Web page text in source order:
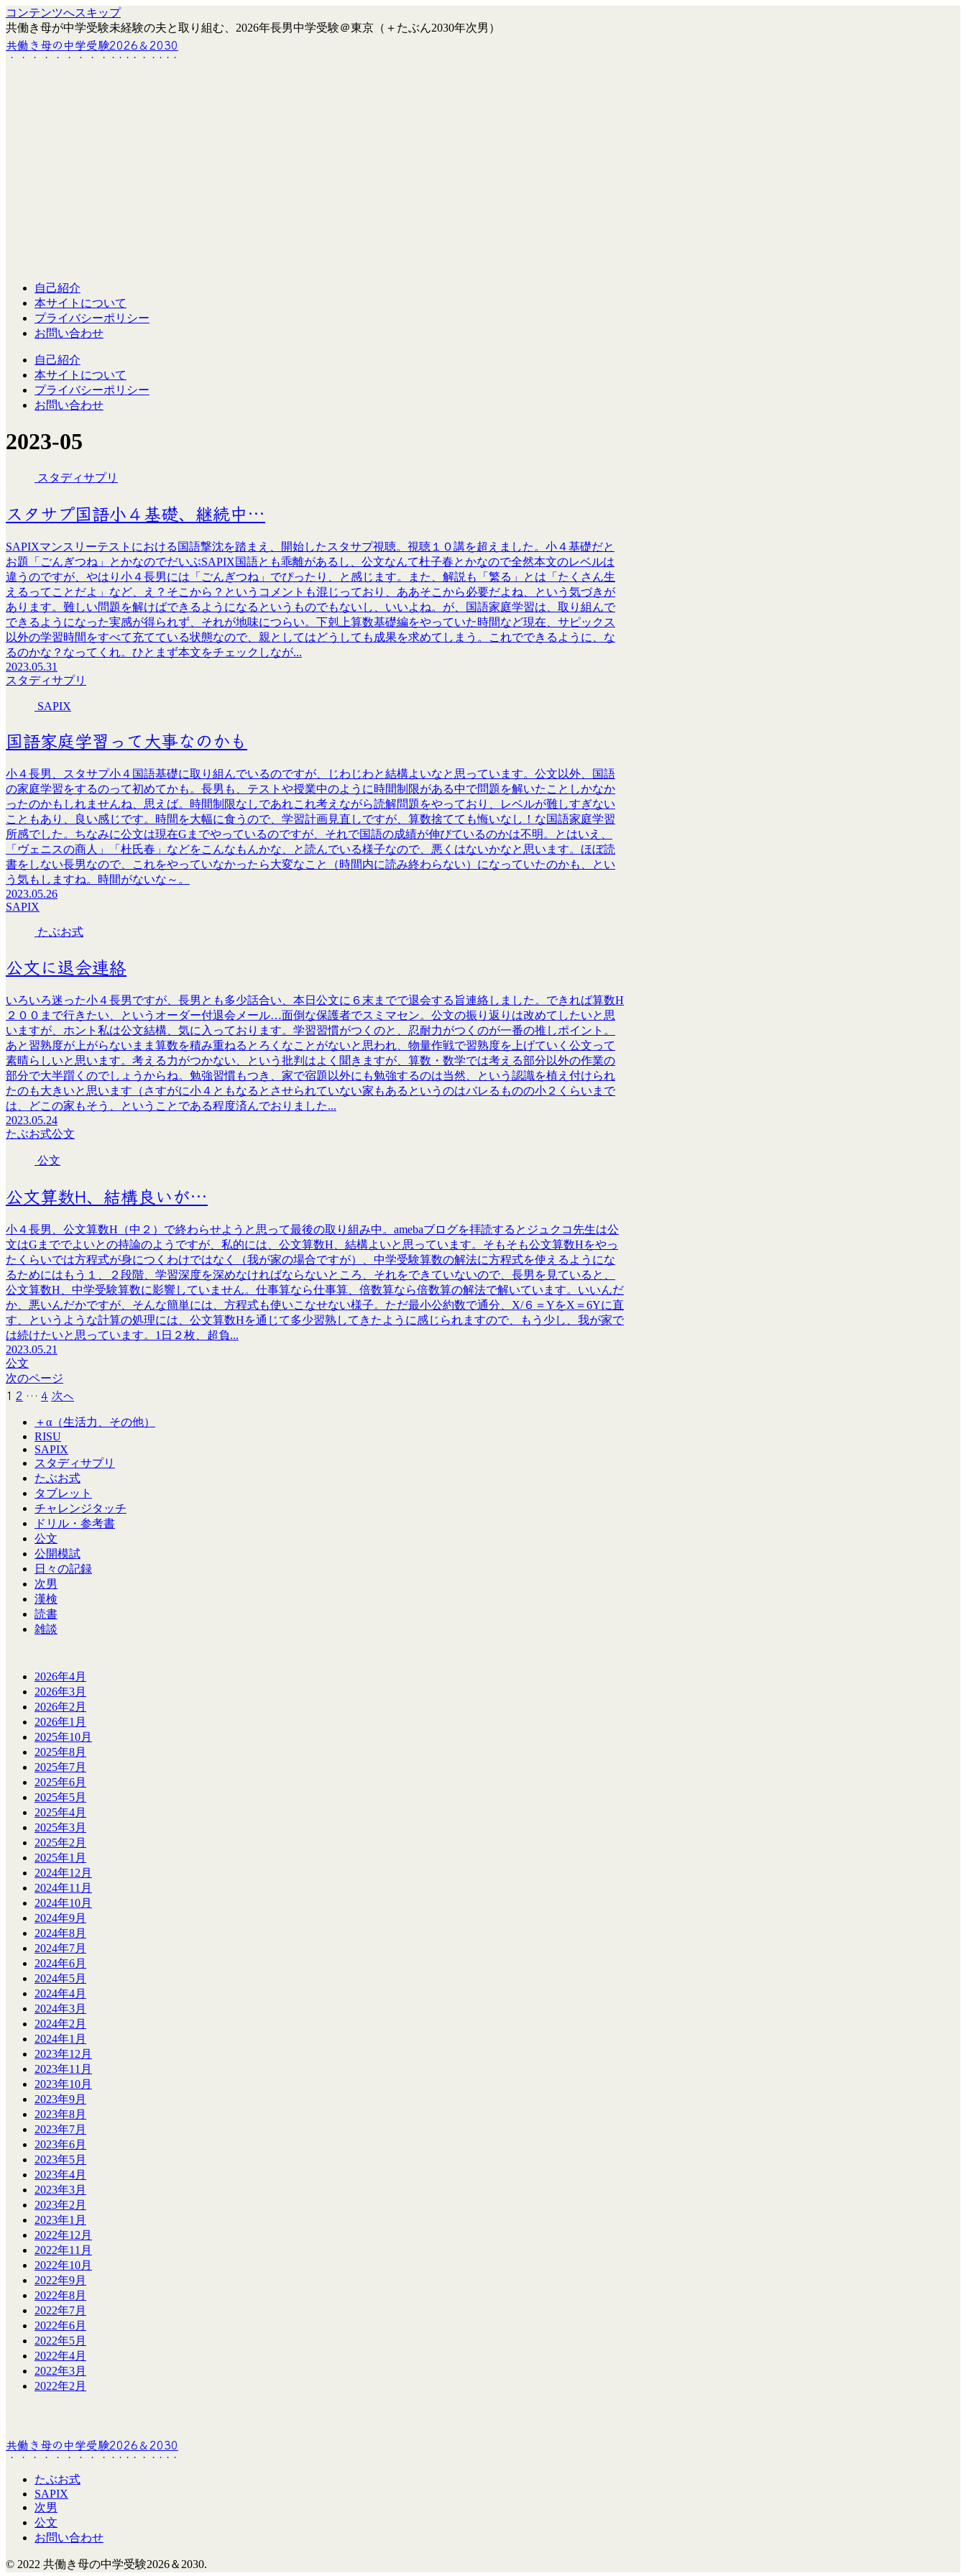
コンテンツへスキップ
共働き母が中学受験未経験の夫と取り組む、2026年長男中学受験＠東京（＋たぶん2030年次男）
共働き母の中学受験2026＆2030
自己紹介
本サイトについて
プライバシーポリシー
お問い合わせ
自己紹介
本サイトについて
プライバシーポリシー
お問い合わせ
2023-05
スタディサプリ
スタサプ国語小４基礎、継続中…
SAPIXマンスリーテストにおける国語撃沈を踏まえ、開始したスタサプ視聴。視聴１０講を超えました。小４基礎だと
お題「ごんぎつね」とかなのでだいぶSAPIX国語とも乖離があるし、公文なんて杜子春とかなので全然本文のレベルは
違うのですが、やはり小４長男には「ごんぎつね」でぴったり、と感じます。また、解説も「繁る」とは「たくさん生
えるってことだよ」など、え？そこから？というコメントも混じっており、ああそこから必要だよね、という気づきが
あります。難しい問題を解けばできるようになるというものでもないし、いいよね。が、国語家庭学習は、取り組んで
できるようになった実感が得られず、それが地味につらい。下剋上算数基礎編をやっていた時間など現在、サピックス
以外の学習時間をすべて充てている状態なので、親としてはどうしても成果を求めてしまう。これでできるように、な
るのかな？なってくれ。ひとまず本文をチェックしなが...
2023.05.31
スタディサプリ
SAPIX
国語家庭学習って大事なのかも
小４長男、スタサプ小４国語基礎に取り組んでいるのですが、じわじわと結構よいなと思っています。公文以外、国語
の家庭学習をするのって初めてかも。長男も、テストや授業中のように時間制限がある中で問題を解いたことしかなか
ったのかもしれませんね、思えば。時間制限なしであれこれ考えながら読解問題をやっており、レベルが難しすぎない
こともあり、良い感じです。時間を大幅に食うので、学習計画見直しですが、算数捨てても悔いなし！な国語家庭学習
所感でした。ちなみに公文は現在Gまでやっているのですが、それで国語の成績が伸びているのかは不明。とはいえ、
「ヴェニスの商人」「杜氏春」などをこんなもんかな、と読んでいる様子なので、悪くはないかなと思います。ほぼ読
書をしない長男なので、これをやっていなかったら大変なこと（時間内に読み終わらない）になっていたのかも、とい
う気もしますね。時間がないな～。
2023.05.26
SAPIX
たぶお式
公文に退会連絡
いろいろ迷った小４長男ですが、長男とも多少話合い、本日公文に６末までで退会する旨連絡しました。できれば算数H
２００まで行きたい、というオーダー付退会メール…面倒な保護者でスミマセン。公文の振り返りは改めてしたいと思
いますが、ホント私は公文結構、気に入っております。学習習慣がつくのと、忍耐力がつくのが一番の推しポイント。
あと習熟度が上がらないまま算数を積み重ねるとろくなことがないと思われ、物量作戦で習熟度を上げていく公文って
素晴らしいと思います。考える力がつかない、という批判はよく聞きますが、算数・数学では考える部分以外の作業の
部分で大半躓くのでしょうからね。勉強習慣もつき、家で宿題以外にも勉強するのは当然、という認識を植え付けられ
たのも大きいと思います（さすがに小４ともなるとさせられていない家もあるというのはバレるものの小２くらいまで
は、どこの家もそう、ということである程度済んでおりました...
2023.05.24
たぶお式公文
公文
公文算数H、結構良いが…
小４長男、公文算数H（中２）で終わらせようと思って最後の取り組み中。amebaブログを拝読するとジュクコ先生は公
文はGまででよいとの持論のようですが、私的には、公文算数H、結構よいと思っています。そもそも公文算数Hをやっ
たくらいでは方程式が身につくわけではなく（我が家の場合ですが）、中学受験算数の解法に方程式を使えるようにな
るためにはもう１、２段階、学習深度を深めなければならないところ、それをできていないので、長男を見ていると、
公文算数H、中学受験算数に影響していません。仕事算なら仕事算、倍数算なら倍数算の解法で解いています。いいんだ
か、悪いんだかですが、そんな簡単には、方程式も使いこなせない様子。ただ最小公約数で通分、X/６＝YをX＝6Yに直
す、というような計算の処理には、公文算数Hを通じて多少習熟してきたように感じられますので、もう少し、我が家で
は続けたいと思っています。1日２枚、超負...
2023.05.21
公文
次のページ
1 2 … 4 次へ
＋α（生活力、その他）
RISU
SAPIX
スタディサプリ
たぶお式
タブレット
チャレンジタッチ
ドリル・参考書
公文
公開模試
日々の記録
次男
漢検
読書
雑談
2026年4月
2026年3月
2026年2月
2026年1月
2025年10月
2025年8月
2025年7月
2025年6月
2025年5月
2025年4月
2025年3月
2025年2月
2025年1月
2024年12月
2024年11月
2024年10月
2024年9月
2024年8月
2024年7月
2024年6月
2024年5月
2024年4月
2024年3月
2024年2月
2024年1月
2023年12月
2023年11月
2023年10月
2023年9月
2023年8月
2023年7月
2023年6月
2023年5月
2023年4月
2023年3月
2023年2月
2023年1月
2022年12月
2022年11月
2022年10月
2022年9月
2022年8月
2022年7月
2022年6月
2022年5月
2022年4月
2022年3月
2022年2月
共働き母の中学受験2026＆2030
たぶお式
SAPIX
次男
公文
お問い合わせ
© 2022 共働き母の中学受験2026＆2030.